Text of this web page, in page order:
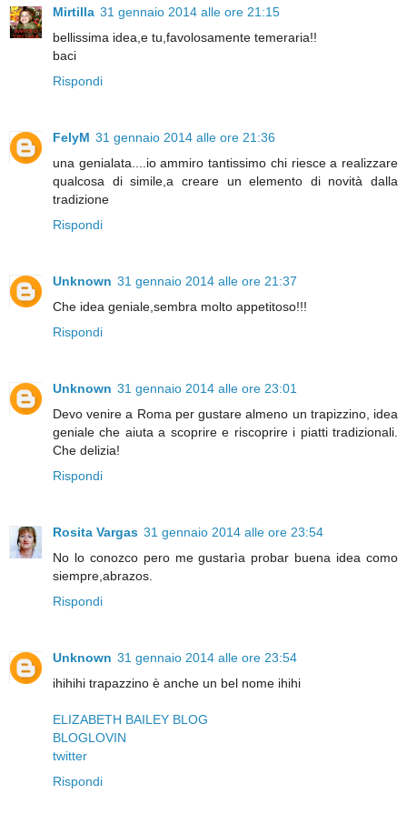
Mirtilla 31 gennaio 2014 alle ore 21:15
bellissima idea,e tu,favolosamente temeraria!!
baci
Rispondi
FelyM 31 gennaio 2014 alle ore 21:36
una genialata....io ammiro tantissimo chi riesce a realizzare
qualcosa di simile,a creare un elemento di novità dalla
tradizione
Rispondi
Unknown 31 gennaio 2014 alle ore 21:37
Che idea geniale,sembra molto appetitoso!!!
Rispondi
Unknown 31 gennaio 2014 alle ore 23:01
Devo venire a Roma per gustare almeno un trapizzino, idea
geniale che aiuta a scoprire e riscoprire i piatti tradizionali.
Che delizia!
Rispondi
Rosita Vargas 31 gennaio 2014 alle ore 23:54
No lo conozco pero me gustarìa probar buena idea como
siempre,abrazos.
Rispondi
Unknown 31 gennaio 2014 alle ore 23:54
ihihihi trapazzino è anche un bel nome ihihi
ELIZABETH BAILEY BLOG
BLOGLOVIN
twitter
Rispondi